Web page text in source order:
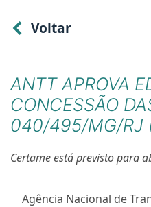
Voltar
ANTT APROVA
CONCESSÃO
040/495/MG/RJ
Certame está previsto para
Agência Nacional de